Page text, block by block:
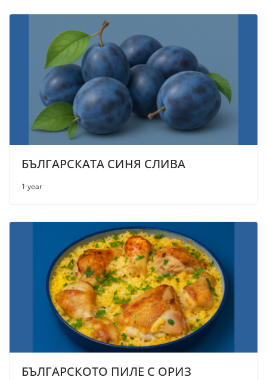
БЪЛГАРСКАТА СИНЯ СЛИВА
1 year
БЪЛГАРСКОТО ПИЛЕ С ОРИЗ